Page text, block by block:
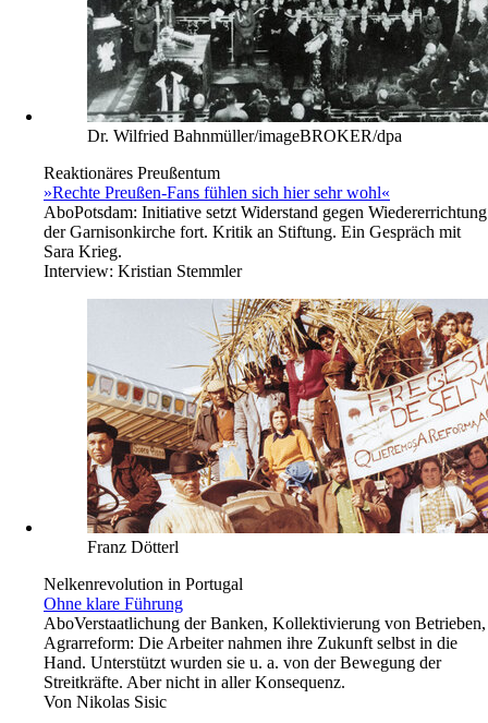
Dr. Wilfried Bahnmüller/imageBROKER/dpa
Reaktionäres Preußentum
»Rechte Preußen-Fans fühlen sich hier sehr wohl«
AboPotsdam: Initiative setzt Widerstand gegen Wiedererrichtung
der Garnisonkirche fort. Kritik an Stiftung. Ein Gespräch mit
Sara Krieg.
Interview: Kristian Stemmler
Franz Dötterl
Nelkenrevolution in Portugal
Ohne klare Führung
AboVerstaatlichung der Banken, Kollektivierung von Betrieben,
Agrarreform: Die Arbeiter nahmen ihre Zukunft selbst in die
Hand. Unterstützt wurden sie u. a. von der Bewegung der
Streitkräfte. Aber nicht in aller Konsequenz.
Von Nikolas Sisic